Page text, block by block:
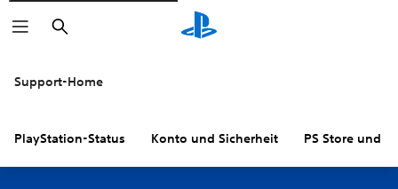
Suchen
Support-Home
PlayStation-Status Konto und Sicherheit PS Store und